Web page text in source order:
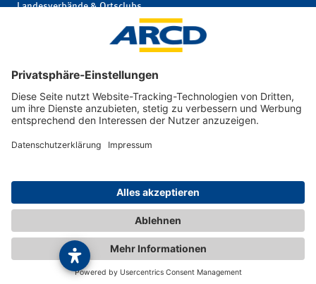
Landesverbände & Ortsclubs
Mitgliedschaft kündigen
Impressum
Datenschutz
Interne Meldestelle
Barrierefreiheit
© 2026 ARCD Auto-
Deutschland e. V.